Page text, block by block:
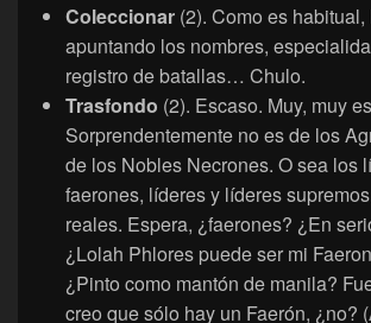
Coleccionar (2). Como es
apuntando los nombres,
registro de batallas… Chulo.
Trasfondo (2). Escaso. Muy, muy
Sorprendentemente no es de los
de los Nobles Necrones. O sea los
faerones, líderes y líderes
reales. Espera, ¿faerones? ¿En
¿Lolah Phlores puede ser mi
¿Pinto como mantón de manila?
creo que sólo hay un Faerón, ¿no?